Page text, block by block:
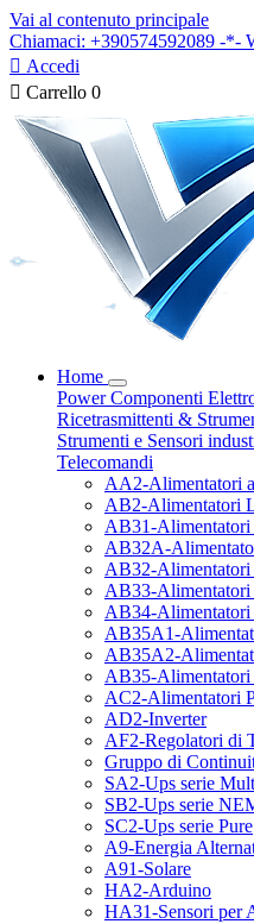
Vai al contenuto principale
Chiamaci: +390574592089 -*-
 Accedi
 Carrello 0
Home
PowerComponenti
Ricetrasmittenti &
Strumenti e Sensori
Telecomandi
AA2-Alimentatori
AB2-Alimentatori
AB31-
AB32A-
AB32-
AB33-
AB34-
AB35A1-
AB35A2-
AB35-
AC2-Alimentatori
AD2-Inverter
AF2-Regolatori di
Gruppo di
SA2-Ups serie
SB2-Ups serie
SC2-Ups serie Pure
A9-Energia
A91-Solare
HA2-Arduino
HA31-Sensori per